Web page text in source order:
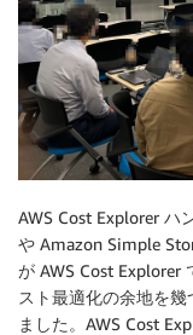
AWS Cost Explorer ハ
や Amazon Simple
が AWS Cost Explorer
スト最適化の余地を
ました。AWS Cost